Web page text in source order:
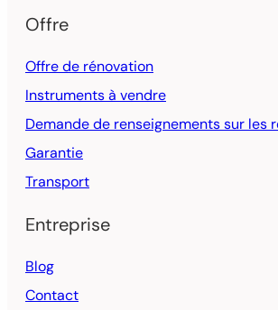
Offre
Offre de rénovation
Instruments à vendre
Demande de renseignements sur les
Garantie
Transport
Entreprise
Blog
Contact